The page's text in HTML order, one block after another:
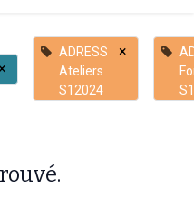
×
ADRESS
Ateliers
S12024
×